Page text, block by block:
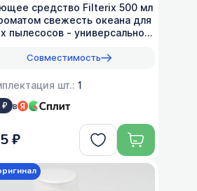
средство Filterix 500 мл
свежесть океана для
пылеcосов - универсальное,
Совместимость
шт.:1
в
₽